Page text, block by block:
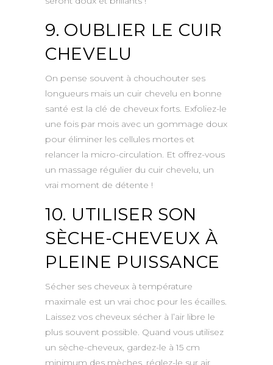
9. OUBLIER LE CUIR
CHEVELU
On pense souvent à chouchouter ses
longueurs mais un cuir chevelu en bonne
santé est la clé de cheveux forts. Exfoliez-le
une fois par mois avec un gommage doux
pour éliminer les cellules mortes et
relancer la micro-circulation. Et offrez-vous
un massage régulier du cuir chevelu, un
vrai moment de détente !
10. UTILISER SON
SÈCHE-CHEVEUX À
PLEINE PUISSANCE
Sécher ses cheveux à température
maximale est un vrai choc pour les écailles.
Laissez vos cheveux sécher à l’air libre le
plus souvent possible. Quand vous utilisez
un sèche-cheveux, gardez-le à 15 cm
minimum des mèches, réglez-le sur air